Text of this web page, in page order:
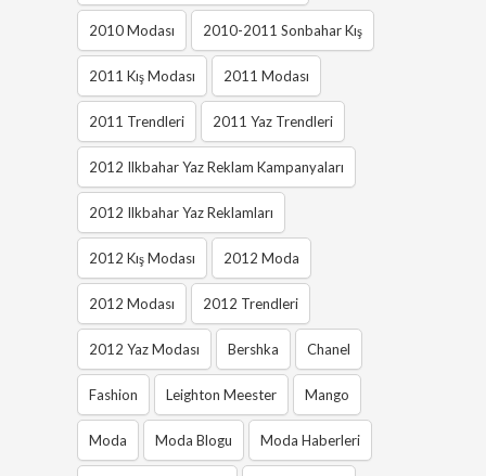
2010 Modası 2010-2011 Sonbahar Kış
2011 Kış Modası 2011 Modası
2011 Trendleri 2011 Yaz Trendleri
2012 Ilkbahar Yaz Reklam Kampanyaları
2012 Ilkbahar Yaz Reklamları
2012 Kış Modası 2012 Moda
2012 Modası 2012 Trendleri
2012 Yaz Modası Bershka Chanel
Fashion Leighton Meester Mango
Moda Moda Blogu Moda Haberleri